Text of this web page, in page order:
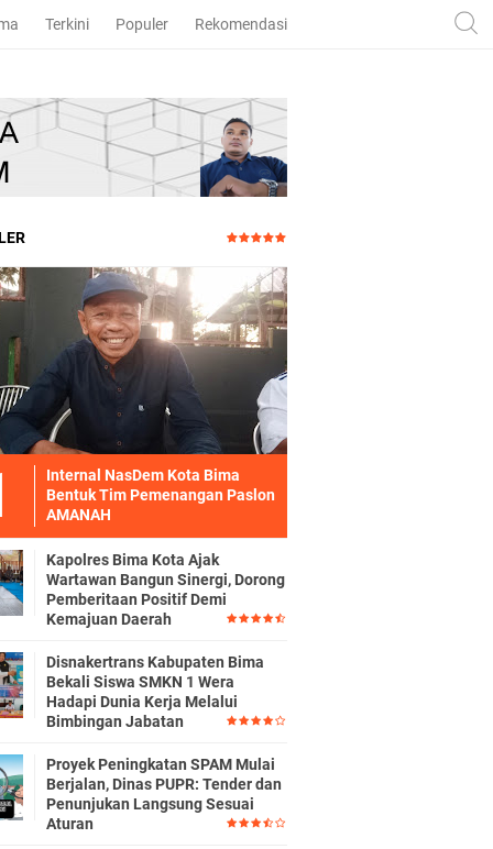
Terkini Populer Rekomendasi
Internal NasDem Kota Bima
Bentuk Tim Pemenangan Paslon
AMANAH
Kapolres Bima Kota Ajak
Wartawan Bangun Sinergi, Dorong
Pemberitaan Positif Demi
Kemajuan Daerah
Disnakertrans Kabupaten Bima
Bekali Siswa SMKN 1 Wera
Hadapi Dunia Kerja Melalui
Bimbingan Jabatan
Proyek Peningkatan SPAM Mulai
Berjalan, Dinas PUPR: Tender dan
Penunjukan Langsung Sesuai
Aturan